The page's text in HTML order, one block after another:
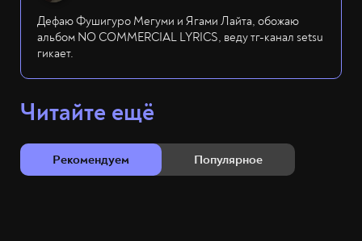
Дефаю Фушигуро Мегуми и Ягами Лайта, обожаю
альбом NO COMMERCIAL LYRICS, веду тг-канал setsu
гикает.
Читайте ещё
Рекомендуем Популярное